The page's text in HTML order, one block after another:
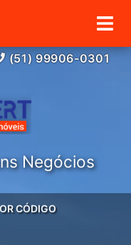
(51) 99906-0301
Negócios
CÓDIGO